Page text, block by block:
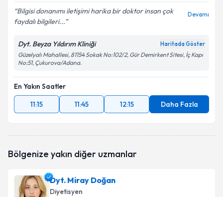
Bilgisi donanımı iletişimi harika bir doktor insan çok
faydalı bilgileri...
Devamı
Dyt. Beyza Yıldırım Kliniği Haritada Göster
Güzelyalı Mahallesi, 81154 Sokak No:102/2, Gür Demirkent Sitesi, İç Kapı
No:51, Çukurova/Adana.
En Yakın Saatler
11:15
11:45 12:15 Daha Fazla
Bölgenize yakın diğer uzmanlar
Dyt. Miray Doğan
Diyetisyen